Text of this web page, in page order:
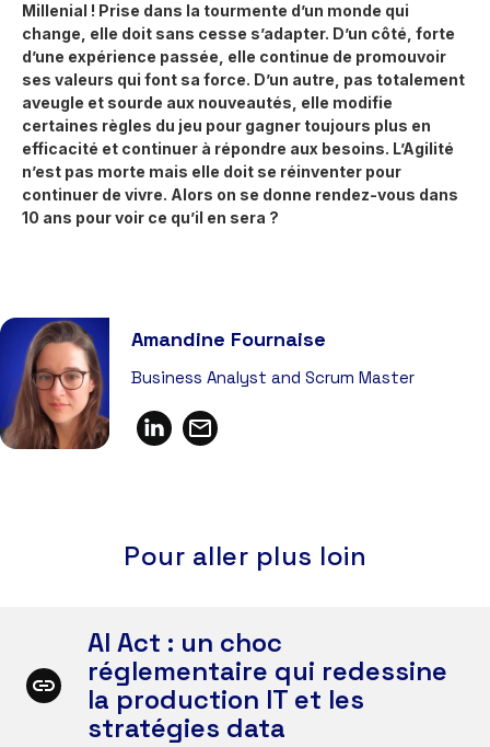
Millenial ! Prise dans la tourmente d’un monde qui
change, elle doit sans cesse s’adapter. D’un côté, forte
d’une expérience passée, elle continue de promouvoir
ses valeurs qui font sa force. D’un autre, pas totalement
aveugle et sourde aux nouveautés, elle modifie
certaines règles du jeu pour gagner toujours plus en
efficacité et continuer à répondre aux besoins. L’Agilité
n’est pas morte mais elle doit se réinventer pour
continuer de vivre. Alors on se donne rendez-vous dans
10 ans pour voir ce qu’il en sera ?
Amandine Fournaise
Business Analyst and Scrum Master
Pour aller plus loin
AI Act : un choc
réglementaire qui redessine
la production IT et les
stratégies data